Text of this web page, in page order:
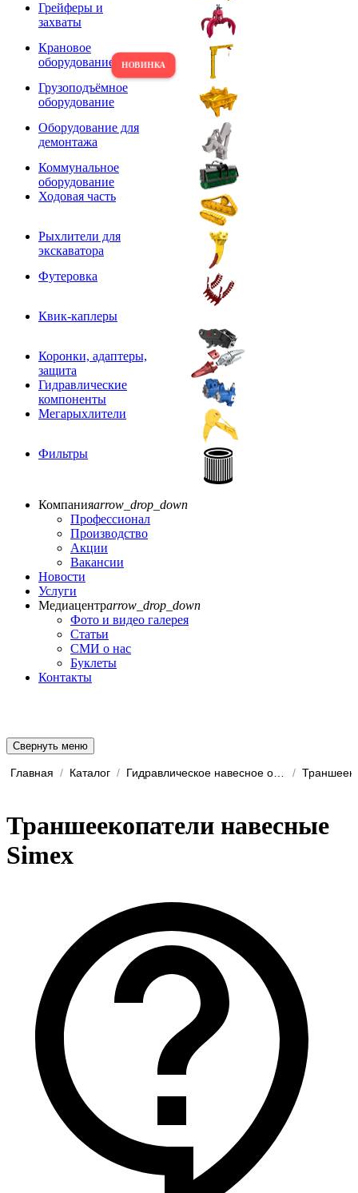
Грейферы и
захваты
Крановое
оборудование
Грузоподъёмное
оборудование
Оборудование для
демонтажа
Коммунальное
оборудование
Ходовая часть
Рыхлители для
экскаватора
Футеровка
Квик-каплеры
Коронки, адаптеры,
защита
Гидравлические
компоненты
Мегарыхлители
Фильтры
Компанияarrow_drop_down
Профессионал
Производство
Акции
Вакансии
Новости
Услуги
Медиацентрarrow_drop_down
Фото и видео галерея
Статьи
СМИ о нас
Буклеты
Контакты
Свернуть меню
Главная / Каталог / /
Траншеекопатели навесные
Simex